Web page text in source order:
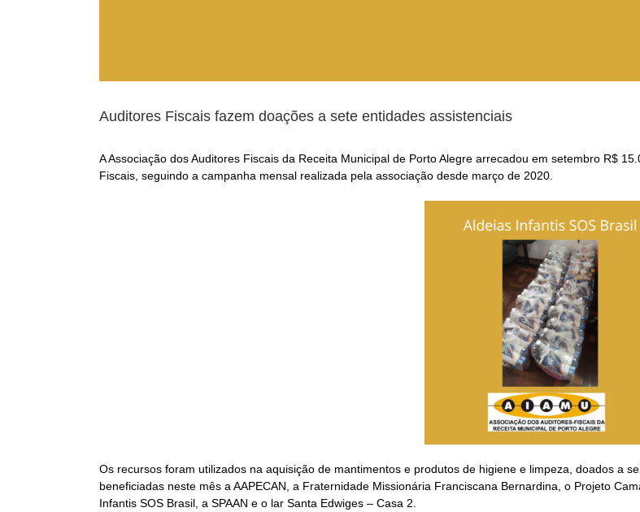
Auditores Fiscais fazem doações a sete entidades assistenciais
A Associação dos Auditores Fiscais da Receita Municipal de Porto Alegre arrecadou em setembro R$
Fiscais, seguindo a campanha mensal realizada pela associação desde março de 2020.
Os recursos foram utilizados na aquisição de mantimentos e produtos de higiene e limpeza, doados a
beneficiadas neste mês a AAPECAN, a Fraternidade Missionária Franciscana Bernardina, o Projeto
Infantis SOS Brasil, a SPAAN e o lar Santa Edwiges – Casa 2.